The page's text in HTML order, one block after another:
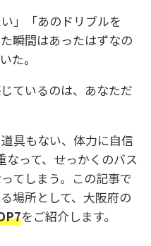
」「あのドリブルを
瞬間はあったはずなの
た。
ているのは、あなただ
具もない、体力に自信
なって、せっかくのバス
てしまう。この記事で
場所として、大阪府の
をご紹介します。